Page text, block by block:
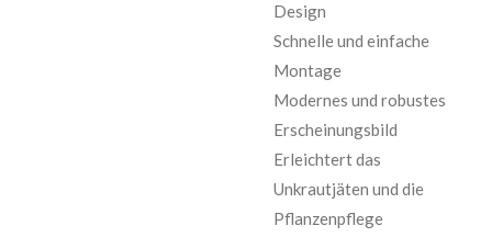
Design
Schnelle und einfache
Montage
Modernes und robustes
Erscheinungsbild
Erleichtert das
Unkrautjäten und die
Pflanzenpflege